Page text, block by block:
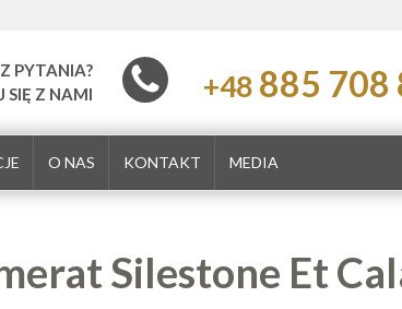
PYTANIA?
SIĘ Z NAMI
+48885 708
O NAS KONTAKT MEDIA
Silestone Et